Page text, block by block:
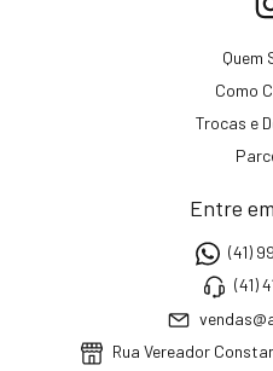
Quem
Como
Trocas e
Entre
(41)
(41)
Rua Vereador